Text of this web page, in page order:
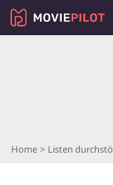
Home Listen